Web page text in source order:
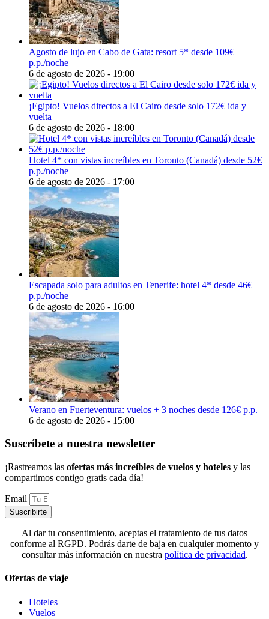
Agosto de lujo en Cabo de Gata: resort 5* desde 109€
p.p./noche
6 de agosto de 2026 - 19:00
¡Egipto! Vuelos directos a El Cairo desde solo 172€ ida y
vuelta
6 de agosto de 2026 - 18:00
Hotel 4* con vistas increíbles en Toronto (Canadá) desde 52€
p.p./noche
6 de agosto de 2026 - 17:00
Escapada solo para adultos en Tenerife: hotel 4* desde 46€
p.p./noche
6 de agosto de 2026 - 16:00
Verano en Fuerteventura: vuelos + 3 noches desde 126€ p.p.
6 de agosto de 2026 - 15:00
Suscríbete a nuestra newsletter
¡Rastreamos las ofertas más increíbles de vuelos y hoteles y las
compartimos contigo gratis cada día!
Email
Suscribirte
Al dar tu consentimiento, aceptas el tratamiento de tus datos
conforme al RGPD. Podrás darte de baja en cualquier momento y
consultar más información en nuestra política de privacidad.
Ofertas de viaje
Hoteles
Vuelos